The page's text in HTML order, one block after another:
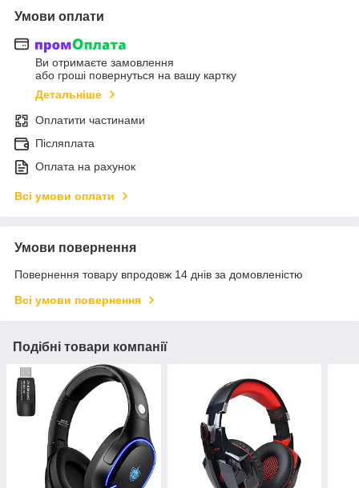
Умови оплати
Ви отримаєте замовлення
або гроші повернуться на вашу картку
Детальніше
Оплатити частинами
Післяплата
Оплата на рахунок
Всі умови оплати
Умови повернення
Повернення товару впродовж 14 днів за домовленістю
Всі умови повернення
Подібні товари компанії